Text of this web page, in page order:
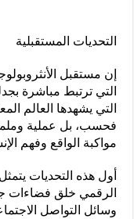
التحديات المستقبلية
إن مستقبل
التي ترتبط مباشرة
التي يشهدها العالم
فحسب، بل عملية
مواكبة الواقع وفهم
أول هذه التحديات
الرقمي خلق فضاءات
وسائل التواصل